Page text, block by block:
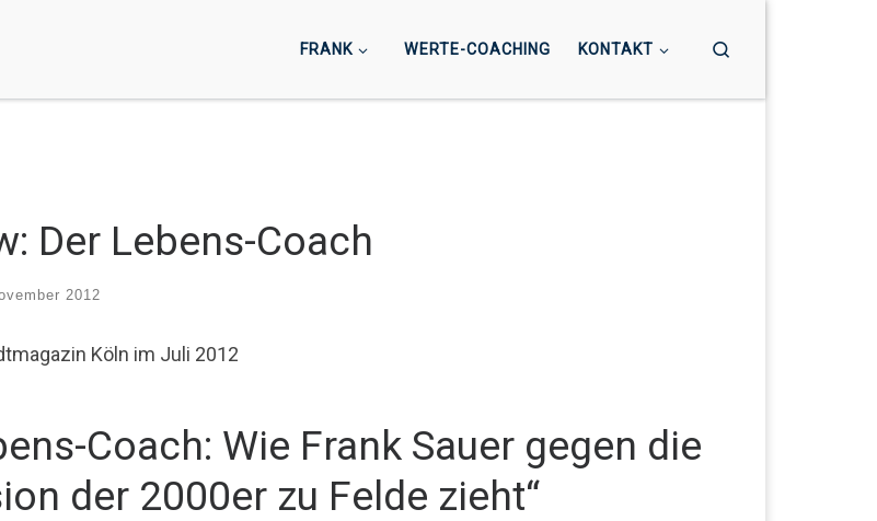
FRANK WERTE-COACHING KONTAKT
Der Lebens-Coach
2012
Köln im Juli 2012
Coach: Wie Frank Sauer gegen die
der 2000er zu Felde zieht“